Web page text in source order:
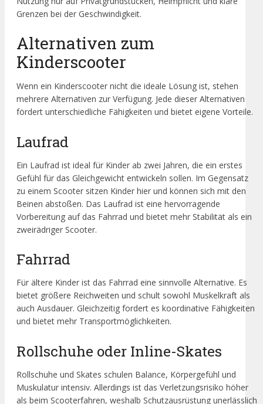
Grenzen bei der Geschwindigkeit.
Alternativen zum
Kinderscooter
Wenn ein Kinderscooter nicht die ideale Lösung ist, stehen
mehrere Alternativen zur Verfügung. Jede dieser Alternativen
fördert unterschiedliche Fähigkeiten und bietet eigene Vorteile.
Laufrad
Ein Laufrad ist ideal für Kinder ab zwei Jahren, die ein erstes
Gefühl für das Gleichgewicht entwickeln sollen. Im Gegensatz
zu einem Scooter sitzen Kinder hier und können sich mit den
Beinen abstoßen. Das Laufrad ist eine hervorragende
Vorbereitung auf das Fahrrad und bietet mehr Stabilität als ein
zweirädriger Scooter.
Fahrrad
Für ältere Kinder ist das Fahrrad eine sinnvolle Alternative. Es
bietet größere Reichweiten und schult sowohl Muskelkraft als
auch Ausdauer. Gleichzeitig fordert es koordinative Fähigkeiten
und bietet mehr Transportmöglichkeiten.
Rollschuhe oder Inline-Skates
Rollschuhe und Skates schulen Balance, Körpergefühl und
Muskulatur intensiv. Allerdings ist das Verletzungsrisiko höher
als beim Scooterfahren, weshalb Schutzausrüstung unerlässlich